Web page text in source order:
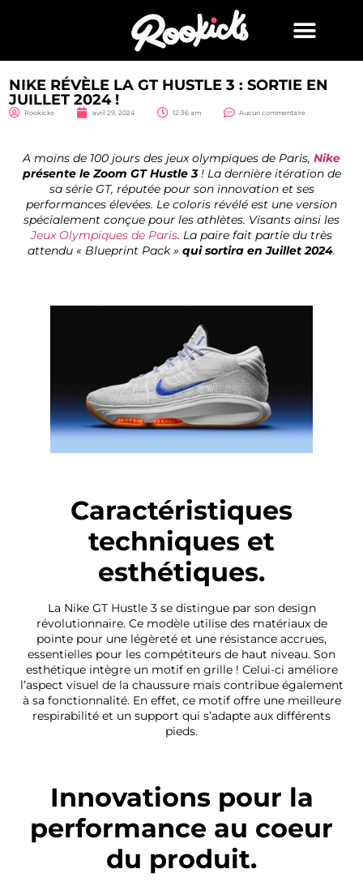
NIKE RÉVÈLE LA GT HUSTLE 3 : SORTIE EN
JUILLET 2024 !
Rookicks avril 29, 2024 12:36 am Aucun commentaire
A moins de 100 jours des jeux olympiques de Paris, Nike
présente le Zoom GT Hustle 3! La dernière itération de
sa série GT, réputée pour son innovation et ses
performances élevées. Le coloris révélé est une version
spécialement conçue pour les athlètes. Visants ainsi les
Jeux Olympiques de Paris. La paire fait partie du très
attendu « Blueprint Pack » qui sortira en Juillet 2024.
Caractéristiques
techniques et
esthétiques.
La Nike GT Hustle 3 se distingue par son design
révolutionnaire. Ce modèle utilise des matériaux de
pointe pour une légèreté et une résistance accrues,
essentielles pour les compétiteurs de haut niveau. Son
esthétique intègre un motif en grille ! Celui-ci améliore
l’aspect visuel de la chaussure mais contribue également
à sa fonctionnalité. En effet, ce motif offre une meilleure
respirabilité et un support qui s’adapte aux différents
pieds.
Innovations pour la
performance au coeur
du produit.